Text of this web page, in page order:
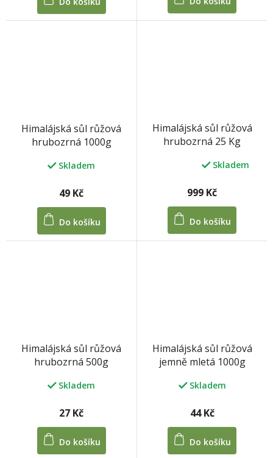
Himalájská sůl růžová
hrubozrná 1000g
Skladem
49 Kč
Do košíku
Himalájská sůl růžová
hrubozrná 25 Kg
Skladem
999 Kč
Do košíku
Himalájská sůl růžová
hrubozrná 500g
Skladem
27 Kč
Do košíku
Himalájská sůl růžová
jemně mletá 1000g
Skladem
44 Kč
Do košíku